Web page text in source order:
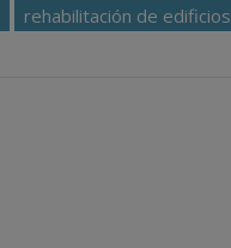
rehabilitación de edificios